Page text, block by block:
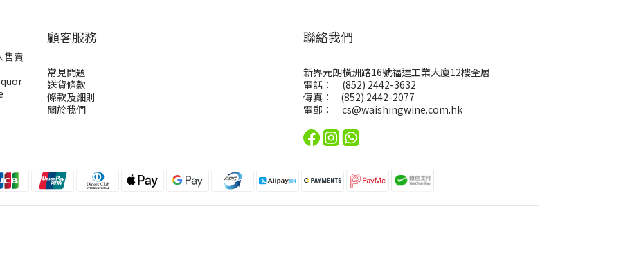
售賣
顧客服務
常見問題
送貨條款
條款及細則
關於我們
聯絡我們
新界元朗橫洲路16號福達工業大廈12樓全層
電話： (852) 2442-3632
傳真： (852) 2442-2077
電郵： cs@waishingwine.com.hk